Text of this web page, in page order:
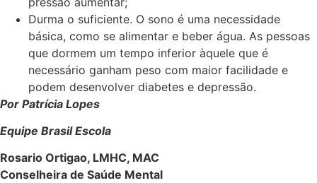
Durma o suficiente. O sono é uma necessidade
básica, como se alimentar e beber água. As pessoas
que dormem um tempo inferior àquele que é
necessário ganham peso com maior facilidade e
podem desenvolver diabetes e depressão.
Por Patrícia Lopes
Equipe Brasil Escola
Rosario Ortigao, LMHC, MAC
Conselheira de Saúde Mental